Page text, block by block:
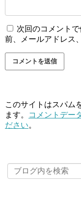
次回のコメント
前、メールアドレス
このサイトはスパム
ます。
コメントデー
ださい。